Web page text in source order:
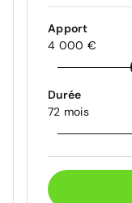
Apport
4 000 €
Durée
72 mois